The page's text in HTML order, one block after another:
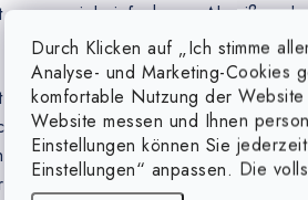
Durch Klicken auf „Ich stimme
Analyse- und Marketing-Cookies
komfortable Nutzung der
Website messen und Ihnen
Einstellungen können Sie
Einstellungen“ anpassen. Die
zum viel einfacheren Abreißen
aus reinem (magnetischem)
ein Farbanstrich, eine Gummi-
von einem anderen Material, die den
Metallunterlage vergrößert.